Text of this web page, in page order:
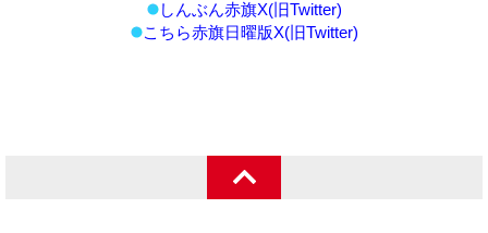
しんぶん赤旗X(旧Twitter)
こちら赤旗日曜版X(旧Twitter)